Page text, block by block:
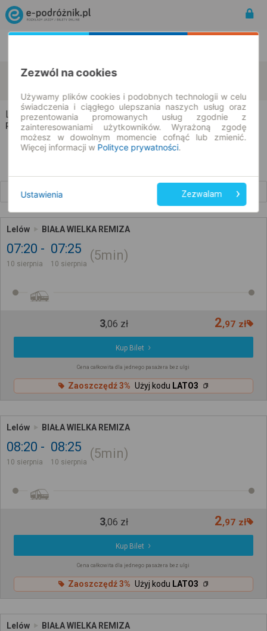
Lelów Biała Wielka
Lelów → Biała Wielka
Rozkład jazdy i bilety
Lelów BIAŁA WIELKA REMIZA
07:20
10 sierpnia
07:25
10 sierpnia
5min
3,06 zł 2,97 zł
Kup Bilet
Cena całkowita dla jednego pasażera bez ulgi
Zaoszczędź 3% Użyj kodu LATO3
Lelów BIAŁA WIELKA REMIZA
08:20
10 sierpnia
08:25
10 sierpnia
5min
3,06 zł 2,97 zł
Kup Bilet
Cena całkowita dla jednego pasażera bez ulgi
Zaoszczędź 3% Użyj kodu LATO3
Lelów BIAŁA WIELKA REMIZA
Zezwól na cookies
Używamy plików cookies i podobnych technologii w celu
świadczenia i ciągłego ulepszania naszych usług oraz
prezentowania promowanych usług zgodnie z
zainteresowaniami użytkowników. Wyrażoną zgodę
możesz w dowolnym momencie cofnąć lub zmienić.
Więcej informacji w Polityce prywatności.
Ustawienia Zezwalam